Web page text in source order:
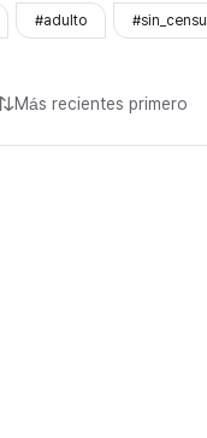
#adulto
Más recientes primero